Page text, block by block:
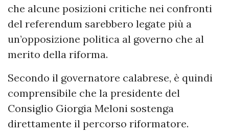
che alcune posizioni critiche nei confronti
del referendum sarebbero legate più a
un’opposizione politica al governo che al
merito della riforma.
Secondo il governatore calabrese, è quindi
comprensibile che la presidente del
Consiglio Giorgia Meloni sostenga
direttamente il percorso riformatore.